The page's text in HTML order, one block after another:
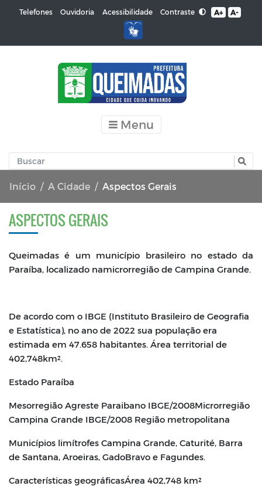
Telefones Ouvidoria Acessibilidade Contraste A+ A-
Menu
Início A Cidade Aspectos Gerais
ASPECTOS GERAIS
Queimadas é um município brasileiro no estado da
Paraíba, localizado namicrorregião de Campina Grande.
De acordo com o IBGE (Instituto Brasileiro de Geografia
e Estatística), no ano de 2022 sua população era
estimada em 47.658 habitantes. Área territorial de
402,748km².
Estado Paraíba
Mesorregião Agreste Paraibano IBGE/2008Microrregião
Campina Grande IBGE/2008 Região metropolitana
Municípios limítrofes Campina Grande, Caturité, Barra
de Santana, Aroeiras, GadoBravo e Fagundes.
Características geográficasÁrea 402,748 km²